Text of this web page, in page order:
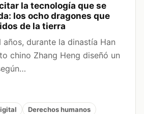
la tecnología que se
los ocho dragones que
de la tierra
durante la dinastía Han
chino Zhang Heng diseñó un
Derechos humanos